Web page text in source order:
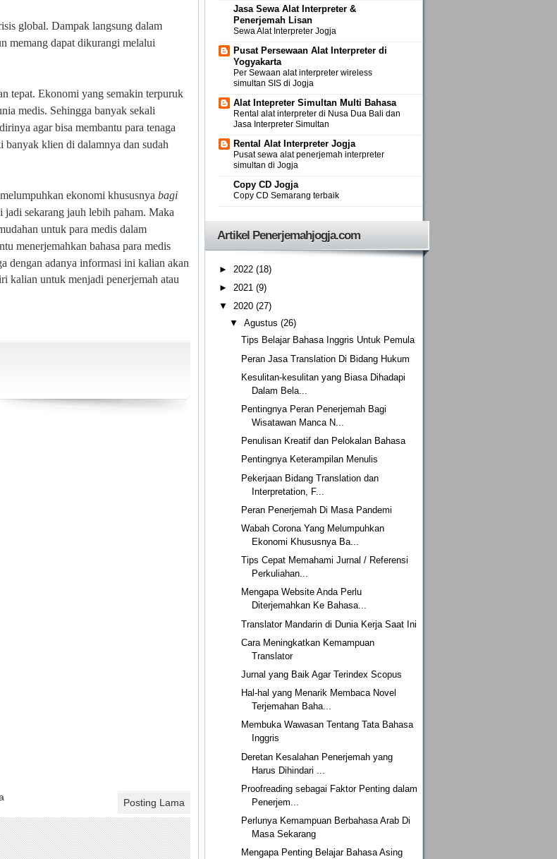
global. Dampak langsung dalam
memang dapat dikurangi melalui
tepat. Ekonomi yang semakin terpuruk
medis. Sehingga banyak sekali
agar bisa membantu para tenaga
banyak klien di dalamnya dan sudah
ekonomi khususnya bagi
sekarang jauh lebih paham. Maka
untuk para medis dalam
menerjemahkan bahasa para medis
dengan adanya informasi ini kalian akan
kalian untuk menjadi penerjemah atau
Posting Lama
Jasa Sewa Alat Interpreter &
Penerjemah Lisan
Sewa Alat Interpreter Jogja
Pusat Persewaan Alat Interpreter di
Yogyakarta
Per Sewaan alat interpreter wireless
simultan SIS di Jogja
Alat Intepreter Simultan Multi Bahasa
Rental alat interpreter di Nusa Dua Bali dan
Jasa Interpreter Simultan
Rental Alat Interpreter Jogja
Pusat sewa alat penerjemah interpreter
simultan di Jogja
Copy CD Jogja
Copy CD Semarang terbaik
Artikel Penerjemahjogja.com
► 2022 (18)
► 2021 (9)
▼ 2020 (27)
▼Agustus(26)
Tips Belajar Bahasa Inggris Untuk Pemula
Peran Jasa Translation Di Bidang Hukum
Kesulitan-kesulitan yang Biasa Dihadapi
Dalam Bela...
Pentingnya Peran Penerjemah Bagi
Wisatawan Manca N...
Penulisan Kreatif dan Pelokalan Bahasa
Pentingnya Keterampilan Menulis
Pekerjaan Bidang Translation dan
Interpretation, F...
Peran Penerjemah Di Masa Pandemi
Wabah Corona Yang Melumpuhkan
Ekonomi Khususnya Ba...
Tips Cepat Memahami Jurnal / Referensi
Perkuliahan...
Mengapa Website Anda Perlu
Diterjemahkan Ke Bahasa...
Translator Mandarin di Dunia Kerja Saat Ini
Cara Meningkatkan Kemampuan
Translator
Jurnal yang Baik Agar Terindex Scopus
Hal-hal yang Menarik Membaca Novel
Terjemahan Baha...
Membuka Wawasan Tentang Tata Bahasa
Inggris
Deretan Kesalahan Penerjemah yang
Harus Dihindari ...
Proofreading sebagai Faktor Penting dalam
Penerjem...
Perlunya Kemampuan Berbahasa Arab Di
Masa Sekarang
Mengapa Penting Belajar Bahasa Asing